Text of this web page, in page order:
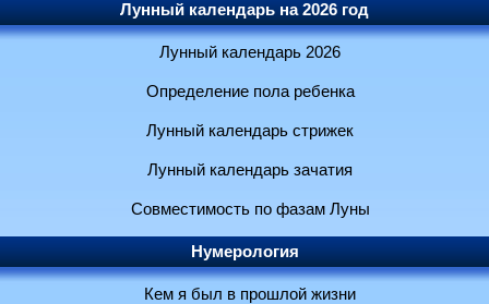
Лунный календарь на 2026 год
Лунный календарь 2026
Определение пола ребенка
Лунный календарь стрижек
Лунный календарь зачатия
Совместимость по фазам Луны
Нумерология
Кем я был в прошлой жизни